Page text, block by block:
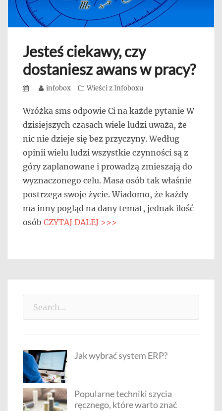
Jesteś ciekawy, czy
dostaniesz awans w pracy?
PostedAuthor
infobox Categories
Wieści z Infoboxu
Wróżka sms odpowie Ci na każde pytanie W
dzisiejszych czasach wiele ludzi uważa, że
nic nie dzieje się bez przyczyny. Według
opinii wielu ludzi wszystkie czynności są z
góry zaplanowane i prowadzą zmieszają do
wyznaczonego celu. Masa osób tak właśnie
postrzega swoje życie. Wiadomo, że każdy
ma inny pogląd na dany temat, jednak ilość
osób CZYTAJ DALEJ >>>
Jak wybrać system ERP?
Popularne techniki szycia
ręcznego, które warto znać